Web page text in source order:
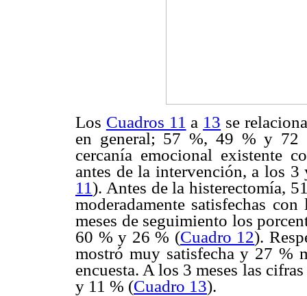
Los Cuadros 11 a 13 se
en general; 57 %, 49 % y 72
cercanía emocional existente
antes de la intervención, a los 3
11). Antes de la histerectomía,
moderadamente satisfechas
meses de seguimiento los
60 % y 26 % (Cuadro 12).
mostró muy satisfecha y 27 %
encuesta. A los 3 meses las
y 11 % (Cuadro 13).